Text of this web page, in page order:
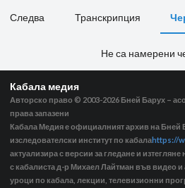
Следва Транскрипция
Не са намерени
Кабала медия
Авторско право © 2003-2026 Бней Барух –
права запазени
Кабала Медия е официалният архив на Бней
изследователски институт по кабалаhttps://
актуализира с версии за гледане и
с кабалиста д-р Михаел Лайтман във видео
уроци по кабала, лекции, телевизионни